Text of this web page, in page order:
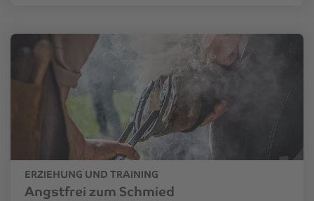
ERZIEHUNG UND TRAINING
Angstfrei zum Schmied